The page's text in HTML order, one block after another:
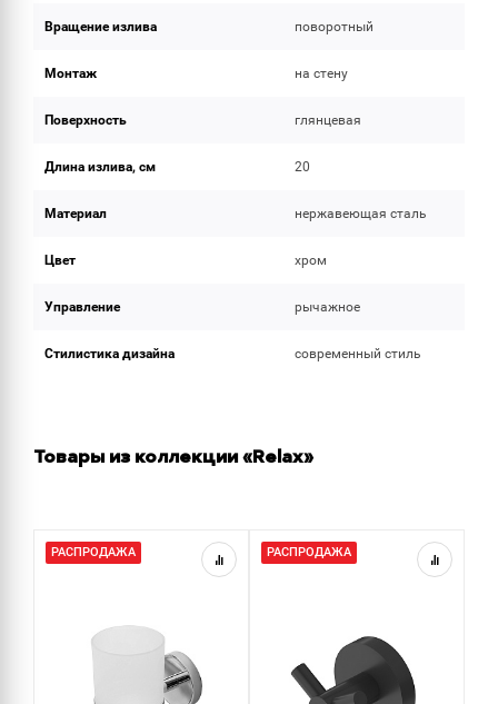
Вращение излива поворотный
Монтаж на стену
Поверхность глянцевая
Длина излива, см 20
Материал нержавеющая сталь
Цвет хром
Управление рычажное
Стилистика дизайна современный стиль
Товары из коллекции «Relax»
РАСПРОДАЖА РАСПРОДАЖА